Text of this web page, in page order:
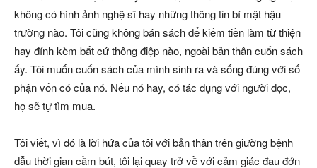
không có hình ảnh nghệ sĩ hay những thông tin bí mật hậu
trường nào. Tôi cũng không bán sách để kiếm tiền làm từ thiện
hay đính kèm bất cứ thông điệp nào, ngoài bản thân cuốn sách
ấy. Tôi muốn cuốn sách của mình sinh ra và sống đúng với số
phận vốn có của nó. Nếu nó hay, có tác dụng với người đọc,
họ sẽ tự tìm mua.
Tôi viết, vì đó là lời hứa của tôi với bản thân trên giường bệnh
dẫu thời gian cầm bút, tôi lại quay trở về với cảm giác đau đớn